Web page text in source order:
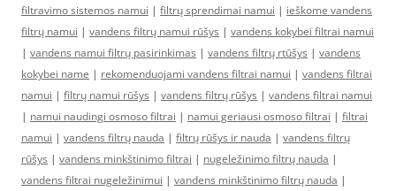
filtravimo sistemos namui | filtrų sprendimai namui | ieškome vandens
filtrų namui | vandens filtrų namui rūšys | vandens kokybei filtrai namui
| vandens namui filtrų pasirinkimas | vandens filtrų rtūšys | vandens
kokybei name | rekomenduojami vandens filtrai namui | vandens filtrai
namui | filtrų namui rūšys | vandens filtrų rūšys | vandens filtrai namui
| namui naudingi osmoso filtrai | namui geriausi osmoso filtrai | filtrai
namui | vandens filtrų nauda | filtrų rūšys ir nauda | vandens filtrų
rūšys | vandens minkštinimo filtrai | nugeležinimo filtrų nauda |
vandens filtrai nugeležinimui | vandens minkštinimo filtrų nauda |